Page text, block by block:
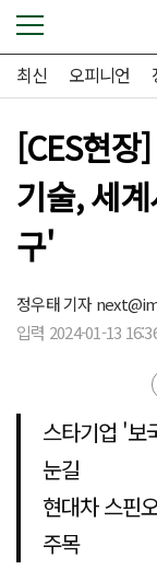
최신 오피니언
[CES현장
기술, 세
구'
정우태 기자
입력 2024-01-13
스타기업 '보
눈길
현대차 스핀
주목